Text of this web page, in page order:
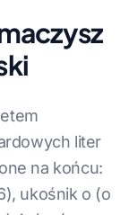
liter
na końcu:
ukośnik o (o